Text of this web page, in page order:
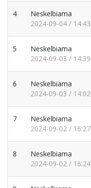
4
Neskelbiama
2024-09-04 / 14:43
5
Neskelbiama
2024-09-03 / 14:39
6
Neskelbiama
2024-09-03 / 14:02
7
Neskelbiama
2024-09-02 / 16:27
8
Neskelbiama
2024-09-02 / 16:24